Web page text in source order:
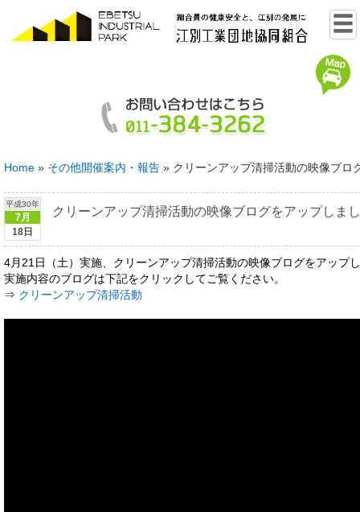
Home » その他開催案内・報告 » クリーンアップ清掃活動の映像ブロ
平成30年
7月
18日
クリーンアップ清掃活動の映像ブログをアップしま
4月21日（土）実施、クリーンアップ清掃活動の映像ブログをアップ
実施内容のブログは下記をクリックしてご覧ください。
⇒ クリーンアップ清掃活動